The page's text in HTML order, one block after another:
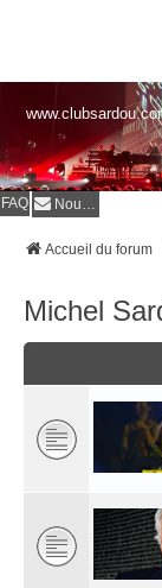
FAQ Nous contacter
Accueil du forum
Michel